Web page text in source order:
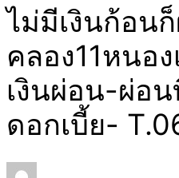
ไม่มีเงินก้อน
คลอง11หนอ
เงินผ่อน-ผ่อ
ดอกเบี้ย-